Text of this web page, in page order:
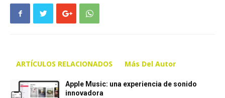
ARTÍCULOS RELACIONADOS Más Del Autor
Apple Music: una experiencia de sonido
innovadora